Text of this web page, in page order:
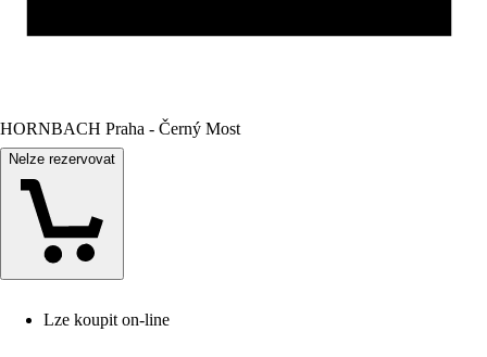
HORNBACH Praha - Černý Most
Nelze rezervovat
Lze koupit on-line